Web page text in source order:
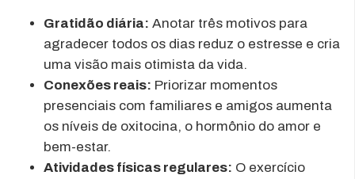
Gratidão diária: Anotar três motivos para
agradecer todos os dias reduz o estresse e cria
uma visão mais otimista da vida.
Conexões reais: Priorizar momentos
presenciais com familiares e amigos aumenta
os níveis de oxitocina, o hormônio do amor e
bem-estar.
Atividades físicas regulares: O exercício